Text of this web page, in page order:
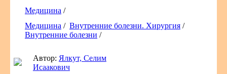
Медицина /
Медицина / Внутренние болезни. Хирургия /
Внутренние болезни /
Автор: Ялкут, Селим
Исаакович